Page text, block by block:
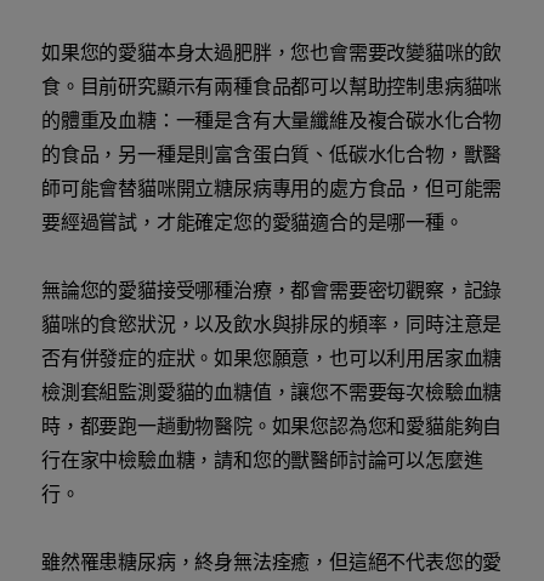
如果您的愛貓本身太過肥胖，您也會需要改變貓咪的飲
食。目前研究顯示有兩種食品都可以幫助控制患病貓咪
的體重及血糖：一種是含有大量纖維及複合碳水化合物
的食品，另一種是則富含蛋白質、低碳水化合物，獸醫
師可能會替貓咪開立糖尿病專用的處方食品，但可能需
要經過嘗試，才能確定您的愛貓適合的是哪一種。
無論您的愛貓接受哪種治療，都會需要密切觀察，記錄
貓咪的食慾狀況，以及飲水與排尿的頻率，同時注意是
否有併發症的症狀。如果您願意，也可以利用居家血糖
檢測套組監測愛貓的血糖值，讓您不需要每次檢驗血糖
時，都要跑一趟動物醫院。如果您認為您和愛貓能夠自
行在家中檢驗血糖，請和您的獸醫師討論可以怎麼進
行。
雖然罹患糖尿病，終身無法痊癒，但這絕不代表您的愛